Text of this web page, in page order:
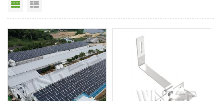
Vista en cuadrícula